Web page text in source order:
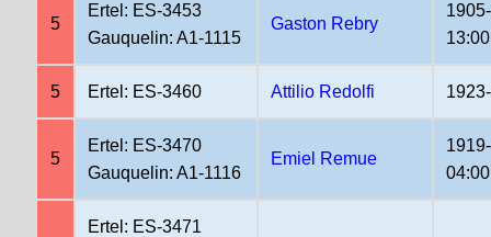
5
Ertel: ES-3453
Gauquelin: A1-1115
Gaston Rebry
13:00
5 Ertel: ES-3460 Attilio Redolfi
5
Ertel: ES-3470
Gauquelin: A1-1116
Emiel Remue
04:00
Ertel: ES-3471